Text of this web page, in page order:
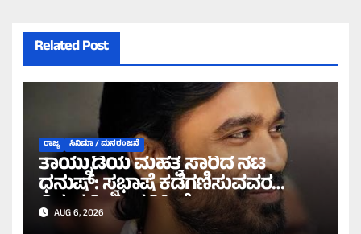
Related Post
ರಾಜ್ಯ ಸಿನಿಮಾ / ಮನರಂಜನೆ
ತಾಯ್ನುಡಿಯ ಮಹತ್ವ ಸಾರಿದ ನಟ
ಧನುಷ್: ಸ್ವಭಾಷೆ ಕಡೆಗಣಿಸುವವರ
ವಿರುದ್ಧ ತೀಕ್ಷ್ಣ ಪ್ರತಿಕ್ರಿಯೆ!
AUG 6, 2026